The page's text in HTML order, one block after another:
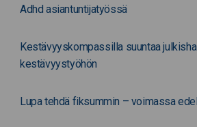
Adhd asiantuntijatyössä
Kestävyyskompassilla suuntaa
kestävyystyöhön
Lupa tehdä fiksummin – voimassa